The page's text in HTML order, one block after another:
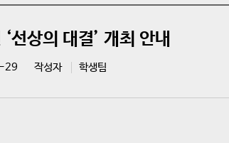
상의 대결’ 개최 안내
29 작성자 학생팀